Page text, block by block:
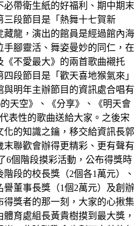
帶衛生紙的好福利、期中期末
段節目是「熱舞十七賀新
龍，演出的館員是經過館內海
腳靈活、舞姿曼妙的同仁，在
《不愛最大》的兩首歌曲襯托
段節目是「歡天喜地猴氣來」
明年主辦節目的資訊處合唱有
天空》、《分享》、《明天會
表性的歌曲送給大家。之後宋
的知識之鑰，移交給資訊長郭
聯歡會辦得更精彩、更有聲有
6個階段摸彩活動，公布得獎時
段的校長獎（2個各1萬元）、
董事長獎（1個2萬元）及創辦
得獎者的那一刻，大家的心揪集
育處組長黃貴樹摸到最大獎，